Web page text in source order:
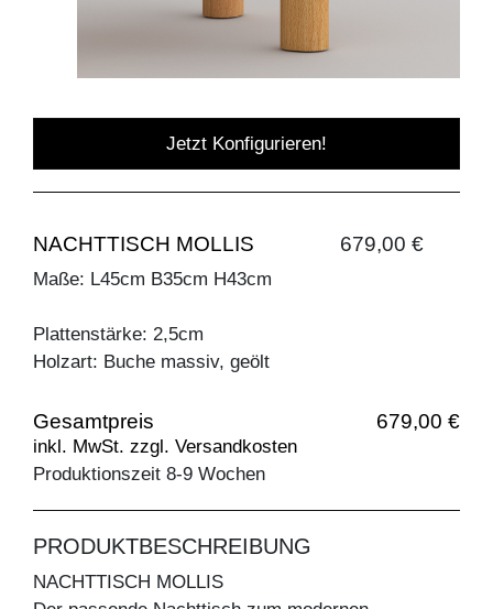
Jetzt Konfigurieren!
NACHTTISCH MOLLIS 679,00 €
Maße: L45cm B35cm H43cm
Plattenstärke: 2,5cm
Holzart: Buche massiv, geölt
Gesamtpreis 679,00 €
inkl. MwSt. zzgl. Versandkosten
Produktionszeit 8-9 Wochen
PRODUKTBESCHREIBUNG
NACHTTISCH MOLLIS